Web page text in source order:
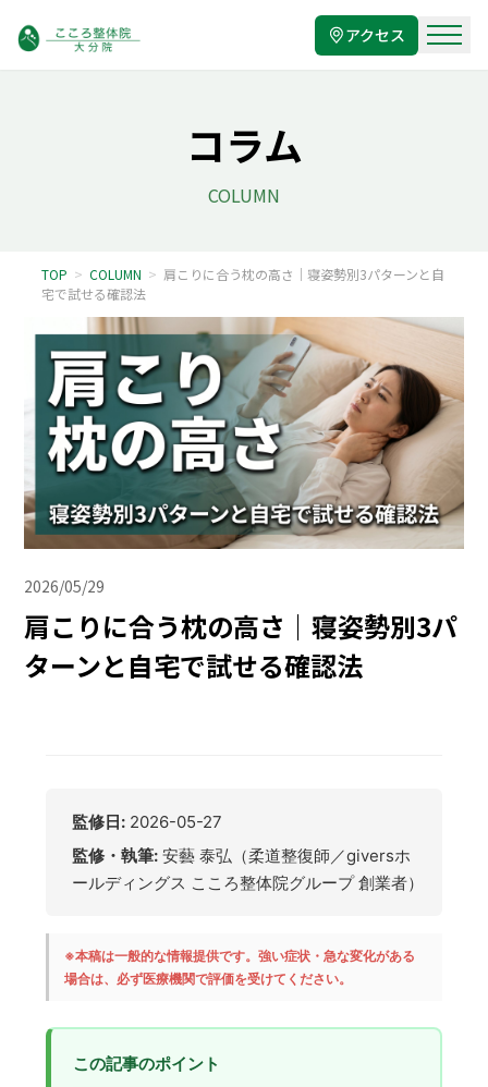
アクセス
コラム
COLUMN
TOP > COLUMN > 肩こりに合う枕の高さ｜寝姿勢別3パターンと自
宅で試せる確認法
2026/05/29
肩こりに合う枕の高さ｜寝姿勢別3パ
ターンと自宅で試せる確認法
監修日: 2026-05-27
監修・執筆: 安藝 泰弘（柔道整復師／giversホ
ールディングス こころ整体院グループ 創業者）
※本稿は一般的な情報提供です。強い症状・急な変化がある
場合は、必ず医療機関で評価を受けてください。
この記事のポイント